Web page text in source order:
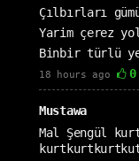
Çılbırları
Yarim çerez
Binbir türlü
18 hours ago 0
Mustawa
Mal Şengül